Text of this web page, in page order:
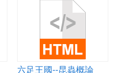
六足王國--昆蟲概論